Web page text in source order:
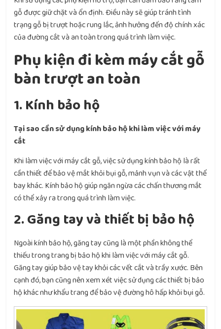
gỗ được giữ chặt và ổn định. Điều này sẽ giúp tránh tình
trạng gỗ bị trượt hoặc rung lắc, ảnh hưởng đến độ chính xác
của đường cắt và an toàn trong quá trình làm việc.
Phụ kiện đi kèm máy cắt gỗ
bàn trượt an toàn
1. Kính bảo hộ
Tại sao cần sử dụng kính bảo hộ khi làm việc với máy
cắt
Khi làm việc với máy cắt gỗ, việc sử dụng kính bảo hộ là rất
cần thiết để bảo vệ mắt khỏi bụi gỗ, mảnh vụn và các vật thể
bay khác. Kính bảo hộ giúp ngăn ngừa các chấn thương mắt
có thể xảy ra trong quá trình làm việc.
2. Găng tay và thiết bị bảo hộ
Ngoài kính bảo hộ, găng tay cũng là một phần không thể
thiếu trong trang bị bảo hộ khi làm việc với máy cắt gỗ.
Găng tay giúp bảo vệ tay khỏi các vết cắt và trầy xước. Bên
cạnh đó, bạn cũng nên xem xét việc sử dụng các thiết bị bảo
hộ khác như khẩu trang để bảo vệ đường hô hấp khỏi bụi gỗ.